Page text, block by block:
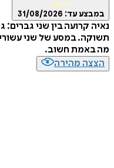
עד:31/08/2026
בין שני גברים: גיל
במסע של שני עשורים היא
חשוב.
מהירה